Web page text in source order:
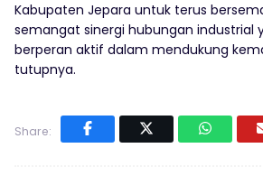
Kabupaten Jepara untuk terus
semangat sinergi hubungan industrial
berperan aktif dalam mendukung
tutupnya.
Share: